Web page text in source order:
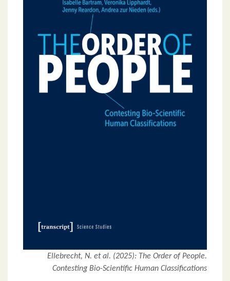
Ellebrecht, N. et al. (2025): The Order of People.
Contesting Bio-Scientific Human Classifications